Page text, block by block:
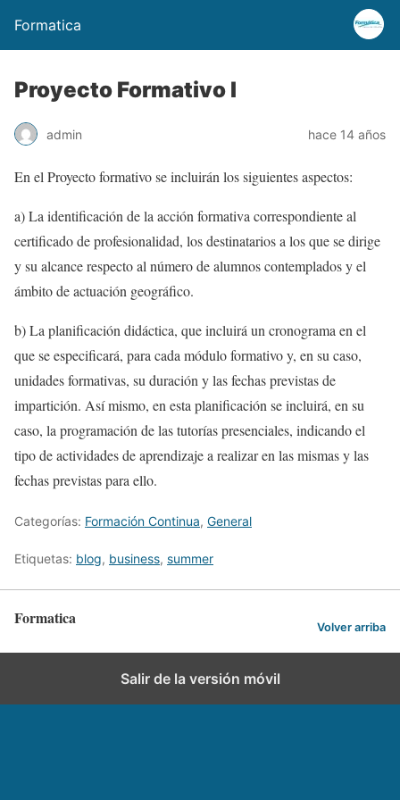
Formatica
Proyecto Formativo I
admin hace 14 años
En el Proyecto formativo se incluirán los siguientes aspectos:
a) La identificación de la acción formativa correspondiente al
certificado de profesionalidad, los destinatarios a los que se dirige
y su alcance respecto al número de alumnos contemplados y el
ámbito de actuación geográfico.
b) La planificación didáctica, que incluirá un cronograma en el
que se especificará, para cada módulo formativo y, en su caso,
unidades formativas, su duración y las fechas previstas de
impartición. Así mismo, en esta planificación se incluirá, en su
caso, la programación de las tutorías presenciales, indicando el
tipo de actividades de aprendizaje a realizar en las mismas y las
fechas previstas para ello.
Categorías: Formación Continua, General
Etiquetas: blog, business, summer
Formatica Volver arriba
Salir de la versión móvil